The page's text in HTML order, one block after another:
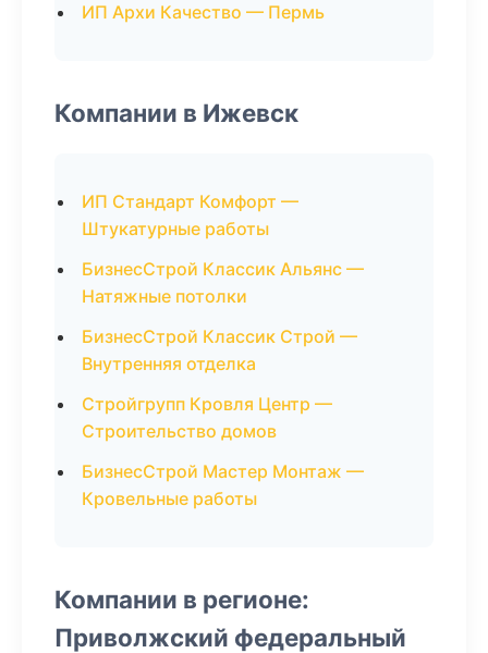
ИП Архи Качество — Пермь
Компании в Ижевск
ИП Стандарт Комфорт —
Штукатурные работы
БизнесСтрой Классик Альянс —
Натяжные потолки
БизнесСтрой Классик Строй —
Внутренняя отделка
Стройгрупп Кровля Центр —
Строительство домов
БизнесСтрой Мастер Монтаж —
Кровельные работы
Компании в регионе:
Приволжский федеральный